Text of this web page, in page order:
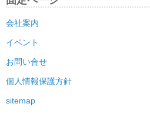
会社案内
イベント
お問い合せ
個人情報保護方針
sitemap